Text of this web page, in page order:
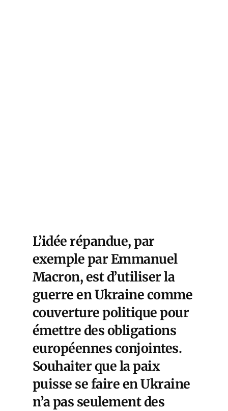
L’idée répandue, par
exemple par Emmanuel
Macron, est d’utiliser la
guerre en Ukraine comme
couverture politique pour
émettre des obligations
européennes conjointes.
Souhaiter que la paix
puisse se faire en Ukraine
n’a pas seulement des